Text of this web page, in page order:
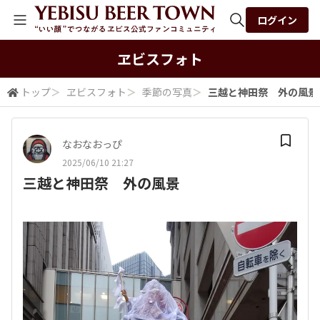
検索
ログイン
ヱビスフォト
トップ＞ ヱビスフォト ＞ 季節の写真＞ 三越と神田祭 外の風景
なおなおっぴ
2025/06/10 21:27
三越と神田祭 外の風景